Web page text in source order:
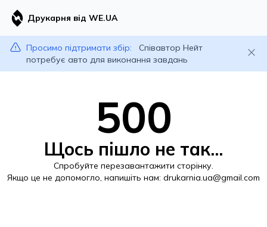
Друкарня від WE.UA
Просимо підтримати збір:
Співавтор Нейт
потребує авто для виконання завдань
500
Щось пішло не так...
Спробуйте перезавантажити сторінку.
Якщо це не допомогло, напишіть нам: drukarnia.ua@gmail.com